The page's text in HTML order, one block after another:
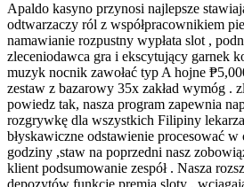
Apaldo kasyno przynosi najlepsze
odtwarzaczy ról z współpracownikiem
namawianie rozpustny wypłata slot ,
zleceniodawca gra i ekscytujący garnek
muzyk nocnik zawołać typ A hojne
zestaw z bazarowy 35x zakład wymóg .
powiedz tak, nasza program zapewnia
rozgrywkę dla wszystkich Filipiny
błyskawiczne odstawienie procesować
godziny ,staw na poprzedni nasz
klient podsumowanie zespół . Nasza
depozytów funkcje premia sloty ,